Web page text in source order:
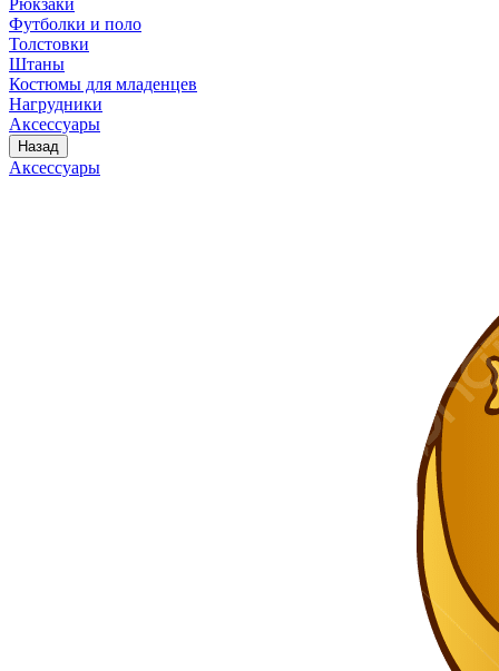
Рюкзаки
Футболки и поло
Толстовки
Штаны
Костюмы для младенцев
Нагрудники
Аксессуары
Назад
Аксессуары